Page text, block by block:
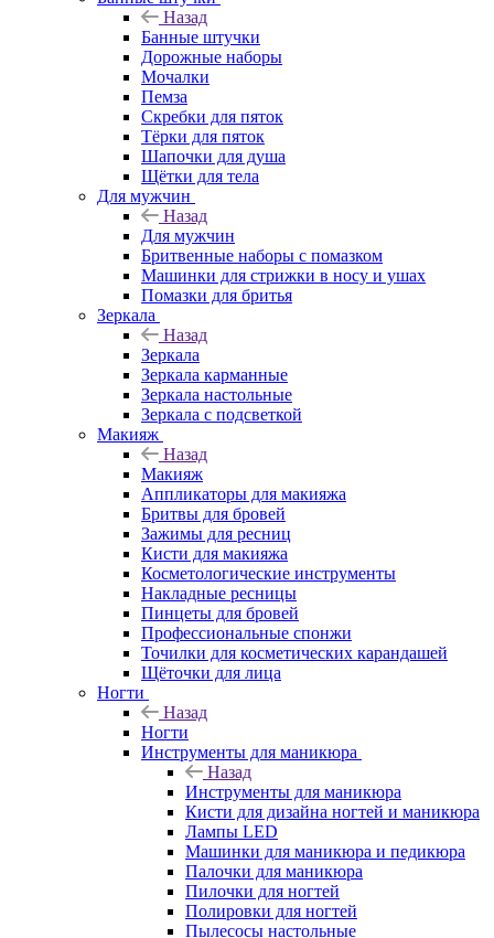
Назад
Банные штучки
Дорожные наборы
Мочалки
Пемза
Скребки для пяток
Тёрки для пяток
Шапочки для душа
Щётки для тела
Для мужчин
Назад
Для мужчин
Бритвенные наборы с помазком
Машинки для стрижки в носу и ушах
Помазки для бритья
Зеркала
Назад
Зеркала
Зеркала карманные
Зеркала настольные
Зеркала с подсветкой
Макияж
Назад
Макияж
Аппликаторы для макияжа
Бритвы для бровей
Зажимы для ресниц
Кисти для макияжа
Косметологические инструменты
Накладные ресницы
Пинцеты для бровей
Профессиональные спонжи
Точилки для косметических карандашей
Щёточки для лица
Ногти
Назад
Ногти
Инструменты для маникюра
Назад
Инструменты для маникюра
Кисти для дизайна ногтей и маникюра
Лампы LED
Машинки для маникюра и педикюра
Палочки для маникюра
Пилочки для ногтей
Полировки для ногтей
Пылесосы настольные